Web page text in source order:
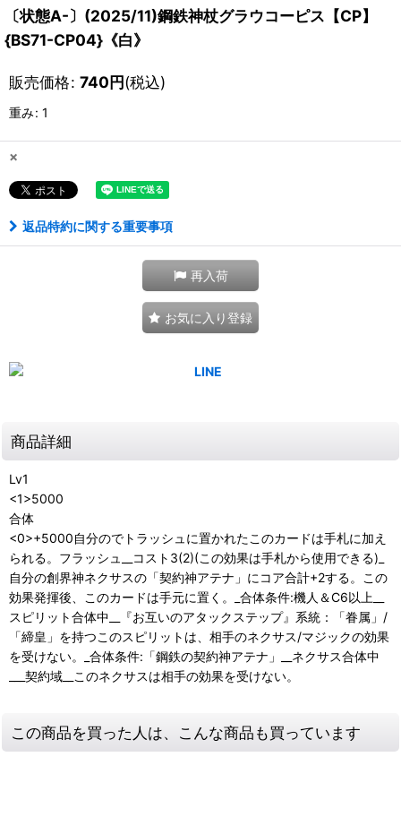
〔状態A-〕(2025/11)鋼鉄神杖グラウコーピス【CP】
{BS71-CP04}《白》
販売価格: 740円(税込)
重み: 1
×
返品特約に関する重要事項
再入荷
お気に入り登録
商品詳細
Lv1
<1>5000
合体
<0>+5000自分のでトラッシュに置かれたこのカードは手札に加え
られる。フラッシュ__コスト3(2)(この効果は手札から使用できる)_
自分の創界神ネクサスの「契約神アテナ」にコア合計+2する。この
効果発揮後、このカードは手元に置く。_合体条件:機人＆C6以上__
スピリット合体中__『お互いのアタックステップ』系統：「眷属」/
「締皇」を持つこのスピリットは、相手のネクサス/マジックの効果
を受けない。_合体条件:「鋼鉄の契約神アテナ」__ネクサス合体中
___契約域__このネクサスは相手の効果を受けない。
この商品を買った人は、こんな商品も買っています